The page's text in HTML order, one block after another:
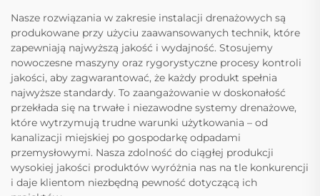
Nasze rozwiązania w zakresie instalacji drenażowych są
produkowane przy użyciu zaawansowanych technik, które
zapewniają najwyższą jakość i wydajność. Stosujemy
nowoczesne maszyny oraz rygorystyczne procesy kontroli
jakości, aby zagwarantować, że każdy produkt spełnia
najwyższe standardy. To zaangażowanie w doskonałość
przekłada się na trwałe i niezawodne systemy drenażowe,
które wytrzymują trudne warunki użytkowania – od
kanalizacji miejskiej po gospodarkę odpadami
przemysłowymi. Nasza zdolność do ciągłej produkcji
wysokiej jakości produktów wyróżnia nas na tle konkurencji
i daje klientom niezbędną pewność dotyczącą ich